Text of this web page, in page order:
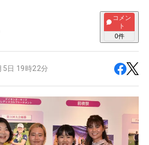
コメン
ト
0件
5日 19時22分